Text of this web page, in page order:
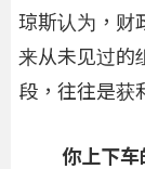
琼斯认为，财
来从未见过的
段，往往是获
你上下车